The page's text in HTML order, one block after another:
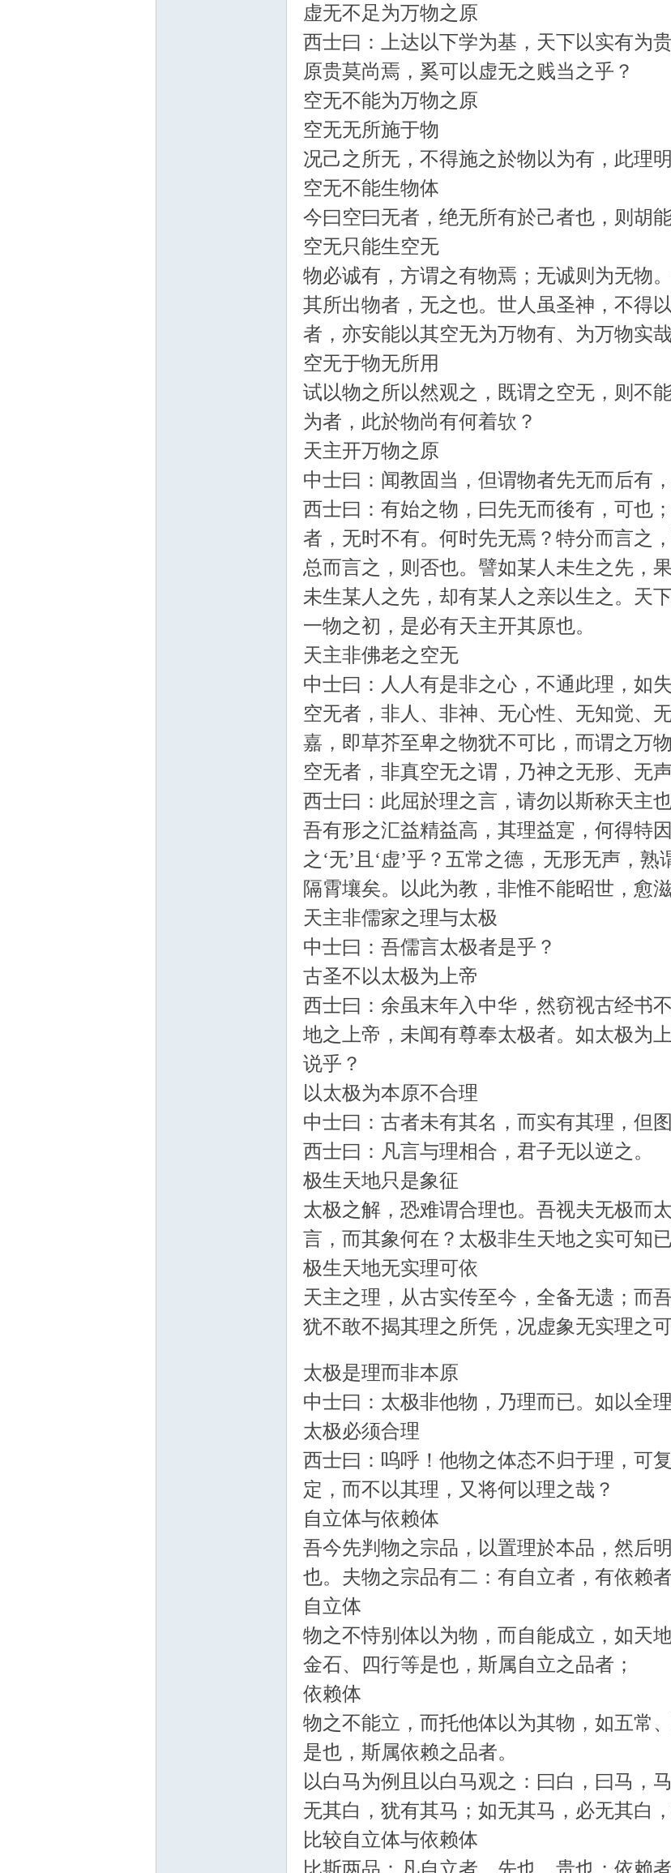
虚无不足为万物之原
西士曰：上达以下学为基，天下以实有为
原贵莫尚焉，奚可以虚无之贱当之乎？
空无不能为万物之原
空无无所施于物
况己之所无，不得施之於物以为有，此理明
空无不能生物体
今曰空曰无者，绝无所有於己者也，则胡
空无只能生空无
物必诚有，方谓之有物焉；无诚则为无物
其所出物者，无之也。世人虽圣神，不得
者，亦安能以其空无为万物有、为万物实
空无于物无所用
试以物之所以然观之，既谓之空无，则不
为者，此於物尚有何着欤？
天主开万物之原
中士曰：闻教固当，但谓物者先无而后有
西士曰：有始之物，曰先无而後有，可也
者，无时不有。何时先无焉？特分而言之
总而言之，则否也。譬如某人未生之先，
未生某人之先，却有某人之亲以生之。天
一物之初，是必有天主开其原也。
天主非佛老之空无
中士曰：人人有是非之心，不通此理，如
空无者，非人、非神、无心性、无知觉、
嘉，即草芥至卑之物犹不可比，而谓之万
空无者，非真空无之谓，乃神之无形、无
西士曰：此屈於理之言，请勿以斯称天主
吾有形之汇益精益高，其理益寔，何得特
之‘无’且‘虚’乎？五常之德，无形无声，
隔霄壤矣。以此为教，非惟不能昭世，愈滋
天主非儒家之理与太极
中士曰：吾儒言太极者是乎？
古圣不以太极为上帝
西士曰：余虽末年入中华，然窃视古经书
地之上帝，未闻有尊奉太极者。如太极为
说乎？
以太极为本原不合理
中士曰：古者未有其名，而实有其理，但图
西士曰：凡言与理相合，君子无以逆之。
极生天地只是象征
太极之解，恐难谓合理也。吾视夫无极而
言，而其象何在？太极非生天地之实可知已
极生天地无实理可依
天主之理，从古实传至今，全备无遗；而
犹不敢不揭其理之所凭，况虚象无实理之
太极是理而非本原
中士曰：太极非他物，乃理而已。如以全
太极必须合理
西士曰：呜呼！他物之体态不归于理，可
定，而不以其理，又将何以理之哉？
自立体与依赖体
吾今先判物之宗品，以置理於本品，然后
也。夫物之宗品有二：有自立者，有依赖者
自立体
物之不恃别体以为物，而自能成立，如天
金石、四行等是也，斯属自立之品者；
依赖体
物之不能立，而托他体以为其物，如五常
是也，斯属依赖之品者。
以白马为例且以白马观之：曰白，曰马，
无其白，犹有其马；如无其马，必无其白
比较自立体与依赖体